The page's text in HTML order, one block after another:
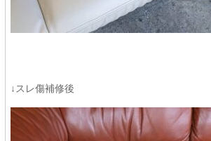
↓スレ傷補修後